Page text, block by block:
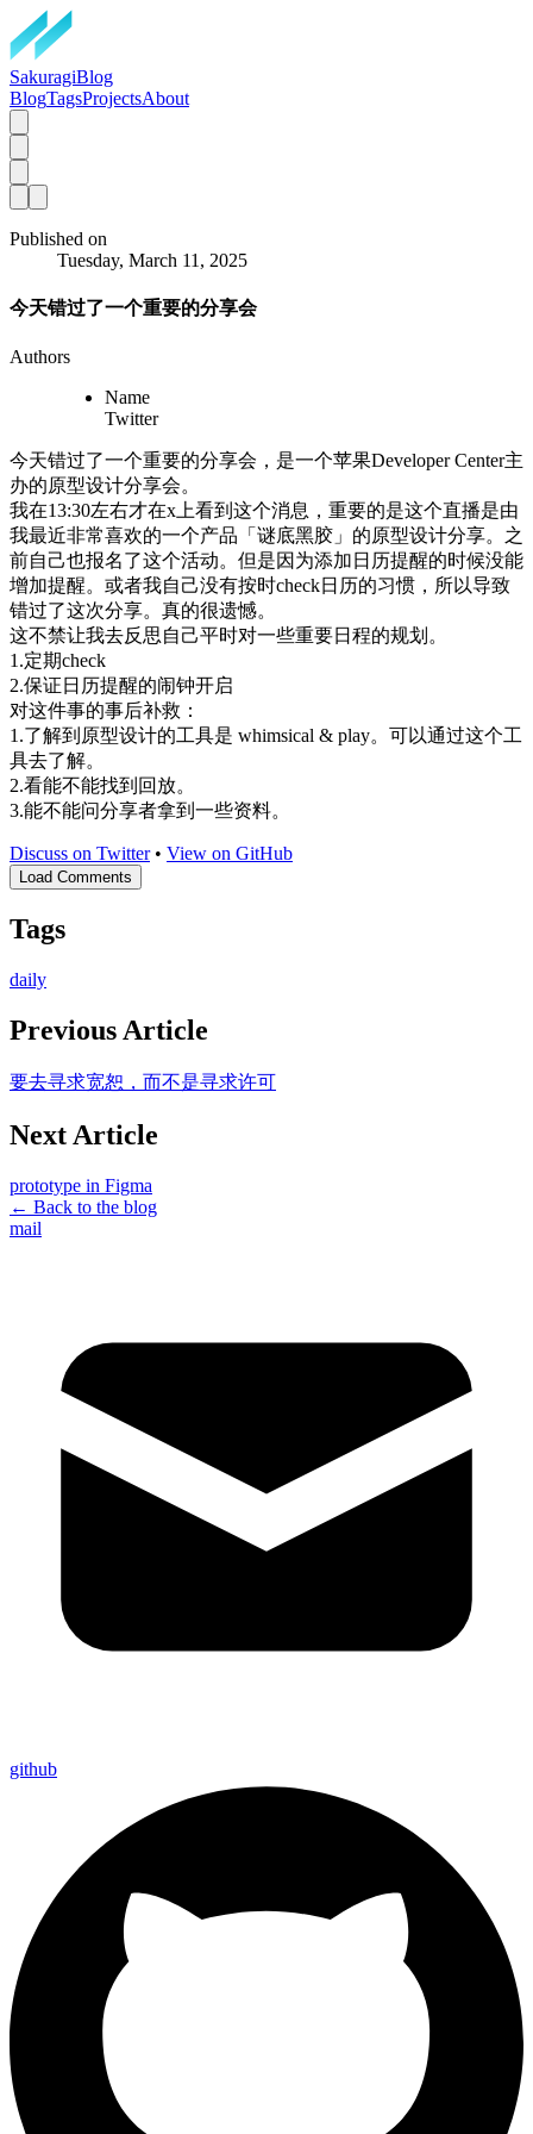
SakuragiBlog
BlogTagsProjectsAbout
Published on
Tuesday, March 11, 2025
今天错过了一个重要的分享会
Authors
Name
Twitter
今天错过了一个重要的分享会，是一个苹果Developer Center主
办的原型设计分享会。
我在13:30左右才在x上看到这个消息，重要的是这个直播是由
我最近非常喜欢的一个产品「谜底黑胶」的原型设计分享。之
前自己也报名了这个活动。但是因为添加日历提醒的时候没能
增加提醒。或者我自己没有按时check日历的习惯，所以导致
错过了这次分享。真的很遗憾。
这不禁让我去反思自己平时对一些重要日程的规划。
1.定期check
2.保证日历提醒的闹钟开启
对这件事的事后补救：
1.了解到原型设计的工具是 whimsical & play。可以通过这个工
具去了解。
2.看能不能找到回放。
3.能不能问分享者拿到一些资料。
Discuss on Twitter• View on GitHub
Load Comments
Tags
daily
Previous Article
要去寻求宽恕，而不是寻求许可
Next Article
prototype in Figma
← Back to the blog
mail
github